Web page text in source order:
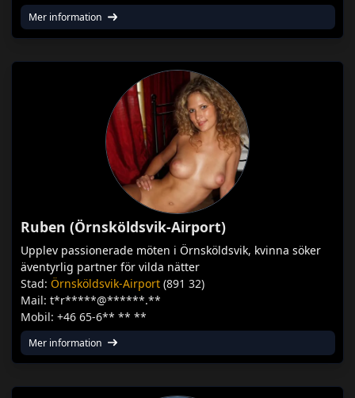
Mer information
Ruben (Örnsköldsvik-Airport)
Upplev passionerade möten i Örnsköldsvik, kvinna söker
äventyrlig partner för vilda nätter
Stad: Örnsköldsvik-Airport (891 32)
Mail: t*r*****@******.**
Mobil: +46 65-6** ** **
Mer information